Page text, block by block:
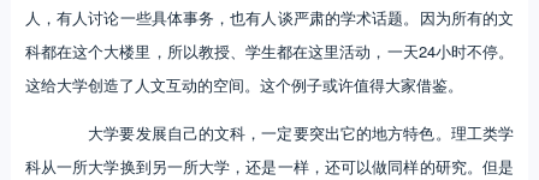
人，有人讨论一些具体事务，也有人谈严肃的学术话题。因为所有的文
科都在这个大楼里，所以教授、学生都在这里活动，一天24小时不停。
这给大学创造了人文互动的空间。这个例子或许值得大家借鉴。
大学要发展自己的文科，一定要突出它的地方特色。理工类学
科从一所大学换到另一所大学，还是一样，还可以做同样的研究。但是